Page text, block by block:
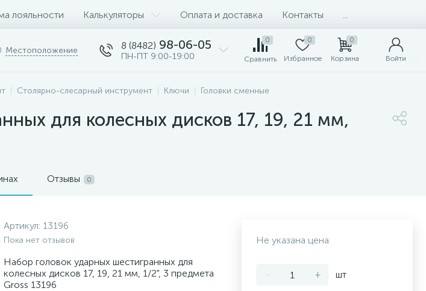
лояльности Калькуляторы Оплата и доставка Контакты
Местоположение 8 (8482) 98-06-05
ПН-ПТ 9:00-19:00
0
Сравнить
0
Избранное
0
Корзина Войти
Столярно-слесарный инструмент Ключи
Головки сменные
для колесных дисков 17, 19, 21 мм,
Отзывы 0
Артикул: 13196
Пока нет отзывов
Набор головок ударных шестигранных для
колесных дисков 17, 19, 21 мм, 1/2", 3 предмета
Gross 13196
Не указана цена
- + шт